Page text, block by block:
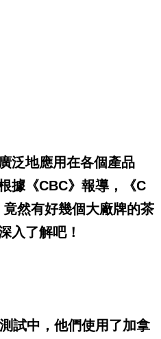
泛地應用在各個產品
據《CBC》報導，《C
然有好幾個大廠牌的茶
入了解吧！
試中，他們使用了加拿